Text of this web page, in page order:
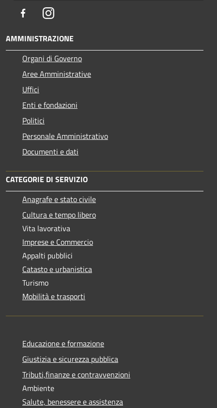
FacebookInstagram
AMMINISTRAZIONE
Organi di Governo
Aree Amministrative
Uffici
Enti e fondazioni
Politici
Personale Amministrativo
Documenti e dati
CATEGORIE DI SERVIZIO
Anagrafe e stato civile
Cultura e tempo libero
Vita lavorativa
Imprese e Commercio
Appalti pubblici
Catasto e urbanistica
Turismo
Mobilità e trasporti
Educazione e formazione
Giustizia e sicurezza pubblica
Tributi,finanze e contravvenzioni
Ambiente
Salute, benessere e assistenza